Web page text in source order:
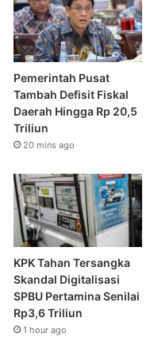
Pemerintah Pusat
Tambah Defisit Fiskal
Daerah Hingga Rp 20,5
Triliun
20 mins ago
KPK Tahan Tersangka
Skandal Digitalisasi
SPBU Pertamina Senilai
Rp3,6 Triliun
1 hour ago